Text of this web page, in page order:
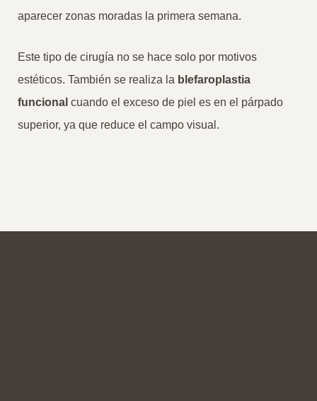
aparecer zonas moradas la primera semana.
Este tipo de cirugía no se hace solo por motivos
estéticos. También se realiza la blefaroplastia
funcional cuando el exceso de piel es en el párpado
superior, ya que reduce el campo visual.